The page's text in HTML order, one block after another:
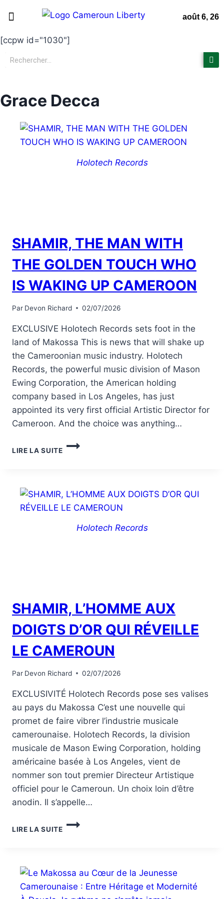
août 6, 26
[ccpw id="1030"]
Grace Decca
Holotech Records
SHAMIR, THE MAN WITH
THE GOLDEN TOUCH WHO
IS WAKING UP CAMEROON
Par Devon Richard 02/07/2026
EXCLUSIVE Holotech Records sets foot in the
land of Makossa This is news that will shake up
the Cameroonian music industry. Holotech
Records, the powerful music division of Mason
Ewing Corporation, the American holding
company based in Los Angeles, has just
appointed its very first official Artistic Director for
Cameroon. And the choice was anything…
LIRE LA SUITE
Holotech Records
SHAMIR, L’HOMME AUX
DOIGTS D’OR QUI RÉVEILLE
LE CAMEROUN
Par Devon Richard 02/07/2026
EXCLUSIVITÉ Holotech Records pose ses valises
au pays du Makossa C’est une nouvelle qui
promet de faire vibrer l’industrie musicale
camerounaise. Holotech Records, la division
musicale de Mason Ewing Corporation, holding
américaine basée à Los Angeles, vient de
nommer son tout premier Directeur Artistique
officiel pour le Cameroun. Un choix loin d’être
anodin. Il s’appelle…
LIRE LA SUITE